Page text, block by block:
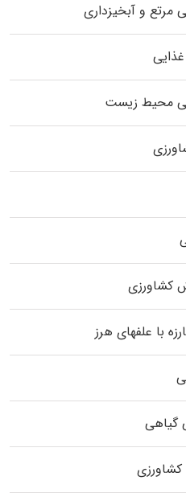
مرتع و آبخیزداری
محیط زیست
کشاورزی
با علفهای هرز
گیاهی